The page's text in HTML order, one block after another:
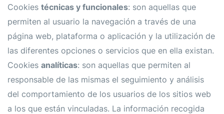
Cookies técnicas y funcionales: son aquellas que
permiten al usuario la navegación a través de una
página web, plataforma o aplicación y la utilización de
las diferentes opciones o servicios que en ella existan.
Cookies analíticas: son aquellas que permiten al
responsable de las mismas el seguimiento y análisis
del comportamiento de los usuarios de los sitios web
a los que están vinculadas. La información recogida